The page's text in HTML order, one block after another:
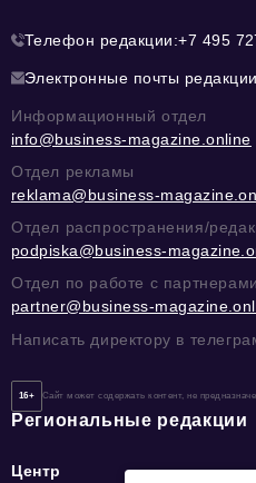
Телефон редакции:+7 495
Электронные почты
Информационный отдел
info@business-magazine.online
Отдел рекламы
reklama@business-
Отдел распространения/
podpiska@business-
Отдел по работе с партнерами
partner@business-
Написать директору в
16+ Сайт может содержать контент, не
Региональные редакции
Центр